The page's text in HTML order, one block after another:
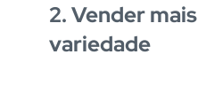
2. Vender
variedade